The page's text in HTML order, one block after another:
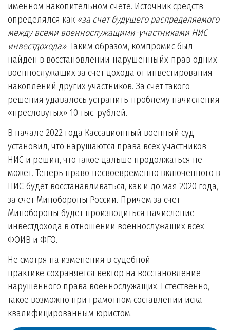
именном накопительном счете. Источник средств
определялся как «за счет будущего распределяемого
между всеми военнослужащими-участниками НИС
инвестдохода». Таким образом, компромис был
найден в восстановлении нарушенныйх прав одних
военнослужащих за счет дохода от инвестирования
накоплений других участников. За счет такого
решения удавалось устранить проблему начисления
«пресловутых» 10 тыс. рублей.
В начале 2022 года Кассационный военный суд
установил, что нарушаются права всех участников
НИС и решил, что такое дальше продолжаться не
может. Теперь право несвоевременно включенного в
НИС будет восстанавливаться, как и до мая 2020 года,
за счет Минобороны России. Причем за счет
Минобороны будет производиться начисление
инвестдохода в отношении военнослужащих всех
ФОИВ и ФГО.
Не смотря на изменения в судебной
практике сохраняется вектор на восстановление
нарушенного права военнослужащих. Естественно,
такое возможно при грамотном составлении иска
квалифицированным юристом.